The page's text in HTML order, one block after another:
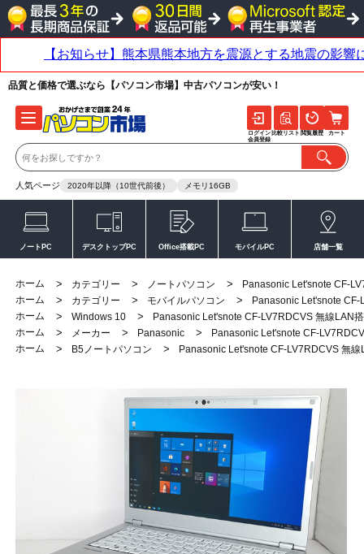
品質と価格で選ぶなら【パソコン市場】中古パソコンが安い！
人気ページ 2020年以降（10世代前後） メモリ16GB
ログイン
会員登録
比較リスト 閲覧履歴 カート
ノートPC デスクトップPC Office搭載PC モバイルPC 店舗一覧
ホーム > カテゴリー > ノートパソコン >
Panasonic Let'snote CF-
ホーム
> カテゴリー > モバイルパソコン >
Panasonic Let'snote
ホーム
> Windows 10 >
Panasonic Let'snote CF-LV7RDCVS 無線LAN
ホーム
> メーカー > Panasonic >
Panasonic Let'snote CF-
ホーム
> B5ノートパソコン > Panasonic Let'snote CF-LV7RDCVS 無